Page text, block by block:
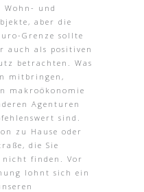
Wohn- und
aber die
Grenze sollte
auch als positiven
betrachten. Was
mitbringen,
makroökonomie
Agenturen
sind.
zu Hause oder
die Sie
nicht finden. Vor
lohnt sich ein